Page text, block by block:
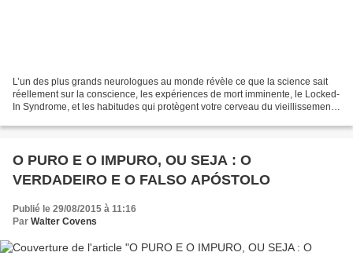
L’un des plus grands neurologues au monde révèle ce que la science sait
réellement sur la conscience, les expériences de mort imminente, le Locked-
In Syndrome, et les habitudes qui protègent votre cerveau du vieillissement.
O PURO E O IMPURO, OU SEJA : O
VERDADEIRO E O FALSO APÓSTOLO
Publié le 29/08/2015 à 11:16
Par Walter Covens